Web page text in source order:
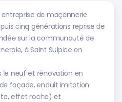
entreprise de maçonnerie
cinq générations reprise de
sur la communauté de
à Saint Sulpice en
le neuf et rénovation en
façade, enduit imitation
effet roche) et